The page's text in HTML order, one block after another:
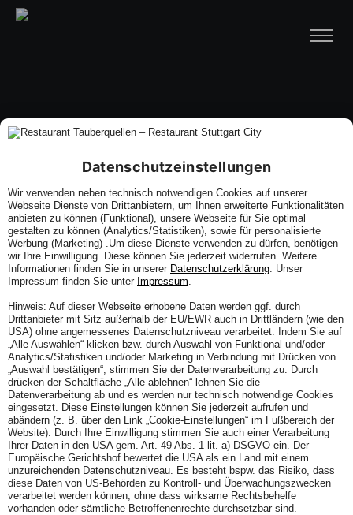
Datenschutzeinstellungen
Wir verwenden neben technisch notwendigen Cookies auf unserer
Webseite Dienste von Drittanbietern, um Ihnen erweiterte Funktionalitäten
anbieten zu können (Funktional), unsere Webseite für Sie optimal
gestalten zu können (Analytics/Statistiken), sowie für personalisierte
Werbung (Marketing) .Um diese Dienste verwenden zu dürfen, benötigen
wir Ihre Einwilligung. Diese können Sie jederzeit widerrufen. Weitere
Informationen finden Sie in unserer Datenschutzerklärung. Unser
Impressum finden Sie unter Impressum.
Hinweis: Auf dieser Webseite erhobene Daten werden ggf. durch
Drittanbieter mit Sitz außerhalb der EU/EWR auch in Drittländern (wie den
USA) ohne angemessenes Datenschutzniveau verarbeitet. Indem Sie auf
„Alle Auswählen“ klicken bzw. durch Auswahl von Funktional und/oder
Analytics/Statistiken und/oder Marketing in Verbindung mit Drücken von
„Auswahl bestätigen“, stimmen Sie der Datenverarbeitung zu. Durch
drücken der Schaltfläche „Alle ablehnen“ lehnen Sie die
Datenverarbeitung ab und es werden nur technisch notwendige Cookies
eingesetzt. Diese Einstellungen können Sie jederzeit aufrufen und
abändern (z. B. über den Link „Cookie-Einstellungen“ im Fußbereich der
Website). Durch Ihre Einwilligung stimmen Sie auch einer Verarbeitung
Ihrer Daten in den USA gem. Art. 49 Abs. 1 lit. a) DSGVO ein. Der
Europäische Gerichtshof bewertet die USA als ein Land mit einem
unzureichenden Datenschutzniveau. Es besteht bspw. das Risiko, dass
diese Daten von US-Behörden zu Kontroll- und Überwachungszwecken
verarbeitet werden können, ohne dass wirksame Rechtsbehelfe
vorhanden oder sämtliche Betroffenenrechte durchsetzbar sind.